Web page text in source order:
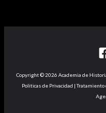
Copyright © 2026 Academia de
Politicas de Privacidad |